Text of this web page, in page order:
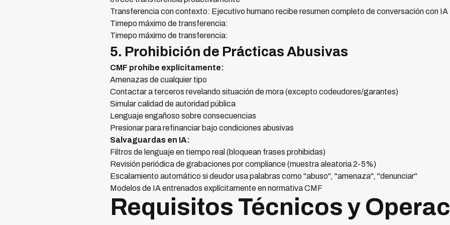
Transferencia con contexto: Ejecutivo humano recibe resumen completo de conversación con IA
Timepo máximo de transferencia:
Timepo máximo de transferencia:
5. Prohibición de Prácticas Abusivas
CMF prohíbe explícitamente:
Amenazas de cualquier tipo
Contactar a terceros revelando situación de mora (excepto codeudores/garantes)
Simular calidad de autoridad pública
Lenguaje engañoso sobre consecuencias
Presionar para refinanciar bajo condiciones abusivas
Salvaguardas en IA:
Filtros de lenguaje en tiempo real (bloquean frases prohibidas)
Revisión periódica de grabaciones por compliance (muestra aleatoria 2-5%)
Escalamiento automático si deudor usa palabras como "abuso", "amenaza", "denunciar"
Modelos de IA entrenados explícitamente en normativa CMF
Requisitos Técnicos y